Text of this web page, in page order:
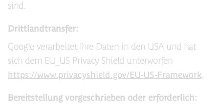
sind.
Drittlandtransfer:
Google verarbeitet Ihre Daten in den USA und hat
sich dem EU_US Privacy Shield unterworfen
https://www.privacyshield.gov/EU-US-Framework.
Bereitstellung vorgeschrieben oder erforderlich: